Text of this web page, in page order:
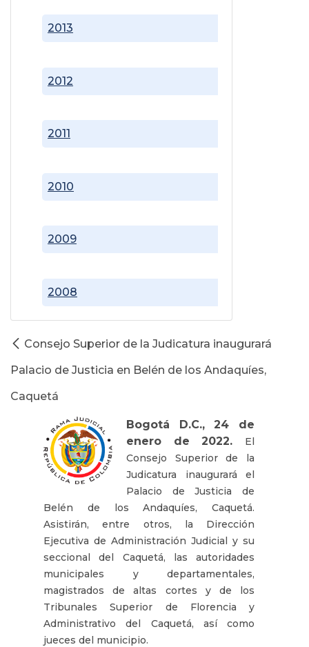
2008
2009
2010
2011
2012
2013
Consejo Superior de la Judicatura inaugurará
Palacio de Justicia en Belén de los Andaquíes,
Caquetá
Bogotá D.C., 24 de
enero de 2022. El
Consejo Superior de la
Judicatura inaugurará el
Palacio de Justicia de
Belén de los Andaquíes, Caquetá.
Asistirán, entre otros, la Dirección
Ejecutiva de Administración Judicial y su
seccional del Caquetá, las autoridades
municipales y departamentales,
magistrados de altas cortes y de los
Tribunales Superior de Florencia y
Administrativo del Caquetá, así como
jueces del municipio.